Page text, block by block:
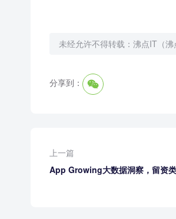
未经允许不得转载： 沸点IT（沸
分享到：
上一篇
App Growing大数据洞察，留资